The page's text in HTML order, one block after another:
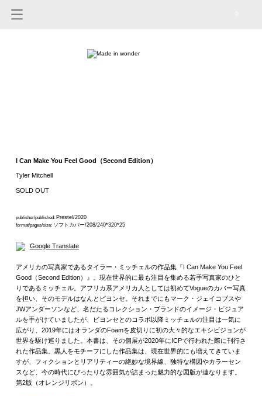
I Can Make You Feel Good（Second Edition）
Tyler Mitchell
SOLD OUT
publisher/published: Prestel/2020
format/pages/size: ソフトカバー/208/240*320*25
Google Translate
アメリカの写真家であるタイラー・ミッチェルの作品集『I Can Make You Feel
Good（Second Edition）』。現在世界的に最も注目を集める若手写真家のひと
りであるミッチェル。アフリカ系アメリカ人としては初めてVogueのカバー写真
を担い、そのモデルはなんとビヨンセ。それまでにもマーク・ジェイコブスや
JWアンダーソンなど、名だたるコレクション・ブランドのイメージ・ビジュア
ルを手がけていましたが、ビヨンセとのコラボ以降ミッチェルの注目は一気に
広がり、2019年にはオランダのFoamを皮切りに初の大々的なエキシビジョンが
世界を駆け巡りました。本書は、その個展が2020年にICPで行われた際に刊行さ
れた作品集。黒人をモチーフにした作品集は、現在世界的にも増えてきていま
すが、フィクションとリアリティーの絶妙な境界線、独特な構図やカラーセン
スなど、今の時代にぴったりな雰囲気が詰まった魅力的な図版が連なります。
第2版（オレンジリボン）。